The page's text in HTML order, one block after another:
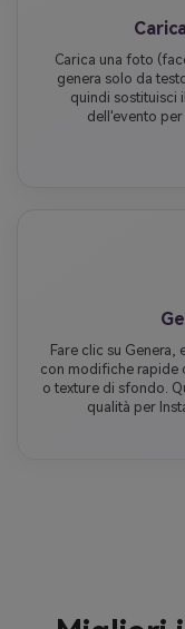
Carica una foto
genera solo da
quindi sostituisci
dell'evento
Fare clic su Genera,
con modifiche rapide
o texture di sfondo.
qualità per